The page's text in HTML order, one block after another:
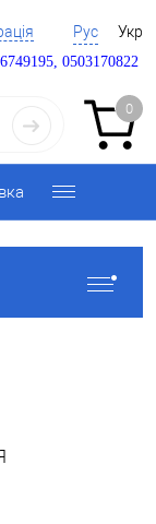
Рус Укр
0503170822
0